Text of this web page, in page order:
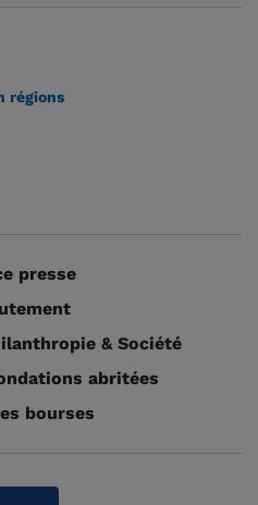
régions
presse
& Société
abritées
bourses